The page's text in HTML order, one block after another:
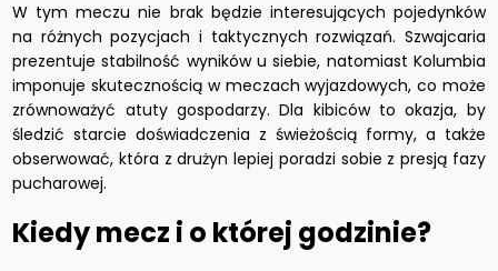
W tym meczu nie brak będzie interesujących pojedynków
na różnych pozycjach i taktycznych rozwiązań. Szwajcaria
prezentuje stabilność wyników u siebie, natomiast Kolumbia
imponuje skutecznością w meczach wyjazdowych, co może
zrównoważyć atuty gospodarzy. Dla kibiców to okazja, by
śledzić starcie doświadczenia z świeżością formy, a także
obserwować, która z drużyn lepiej poradzi sobie z presją fazy
pucharowej.
Kiedy mecz i o której godzinie?